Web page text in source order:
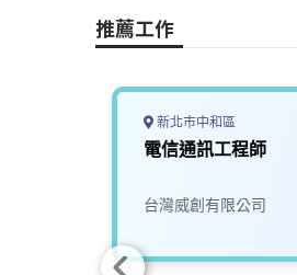
k
推薦工作
新北市中和區
電信通訊工程師
台灣威創有限公司